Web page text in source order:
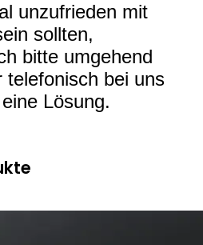
unzufrieden mit
sollten,
bitte umgehend
telefonisch bei uns
Lösung.